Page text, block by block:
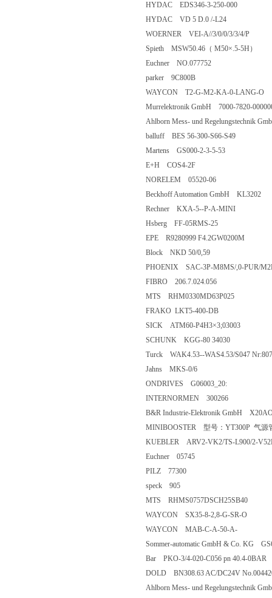
HYDAC EDS346-3-250-000
HYDAC VD 5 D.0 /-L24
WOERNER VEI-A//3/0/0/3/3/4/P
Spieth MSW50.46（ M50×.5-5H）
Euchner NO.077752
parker 9C800B
WAYCON T2-G-M2-KA-0-LANG-O
Murrelektronik GmbH 7000-7820-
Ahlborn Mess- und Regelungstechnik
balluff BES 56-300-S66-S49
Martens GS000-2-3-5-53
E+H COS4-2F
NORELEM 05520-06
Beckhoff Automation GmbH KL3202
Rechner KXA-5--P-A-MINI
Hsberg FF-05RMS-25
EPE R9280999 F4.2GW0200M
Block NKD 50/0,59
PHOENIX SAC-3P-M8MS/,0-PUR/
FIBRO 206.7.024.056
MTS RHM0330MD63P025
FRAKO LKT5-400-DB
SICK ATM60-P4H3×3;03003
SCHUNK KGG-80 34030
Turck WAK4.53--WAS4.53/S047
Jahns MKS-0/6
ONDRIVES G06003_20:
INTERNORMEN 300266
B&R Industrie-Elektronik GmbH
MINIBOOSTER 型号：YT300P 气源
KUEBLER ARV2-VK2/TS-L900/2-
Euchner 05745
PILZ 77300
speck 905
MTS RHMS0757DSCH25SB40
WAYCON SX35-8-2,8-G-SR-O
WAYCON MAB-C-A-50-A-
Sommer-automatic GmbH & Co. KG
Bar PKO-3/4-020-C056 pn 40.4-0BAR
DOLD BN308.63 AC/DC24V
Ahlborn Mess- und Regelungstechnik